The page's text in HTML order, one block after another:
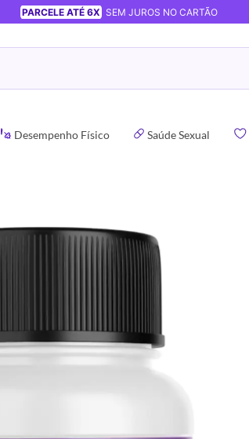
PARCELE ATÉ 6X SEM JUROS NO CARTÃO
Desempenho Físico Saúde Sexual